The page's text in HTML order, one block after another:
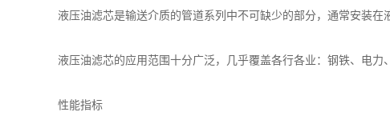
液压油滤芯是输送介质的管道系列中不可缺少的部分，通常安装
液压油滤芯的应用范围十分广泛，几乎覆盖各行各业：钢铁、电
性能指标